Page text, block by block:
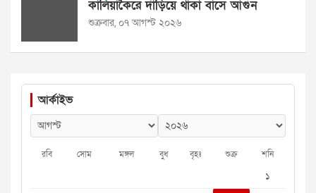
কালিয়াকৈরে দাঁড়িয়ে থাকা বাসে আগুন
শুক্রবার, ০৭ আগস্ট ২০২৬
আর্কাইভ
রবি সোম মঙ্গল বুধ বৃহঃ শুক্র শনি
১